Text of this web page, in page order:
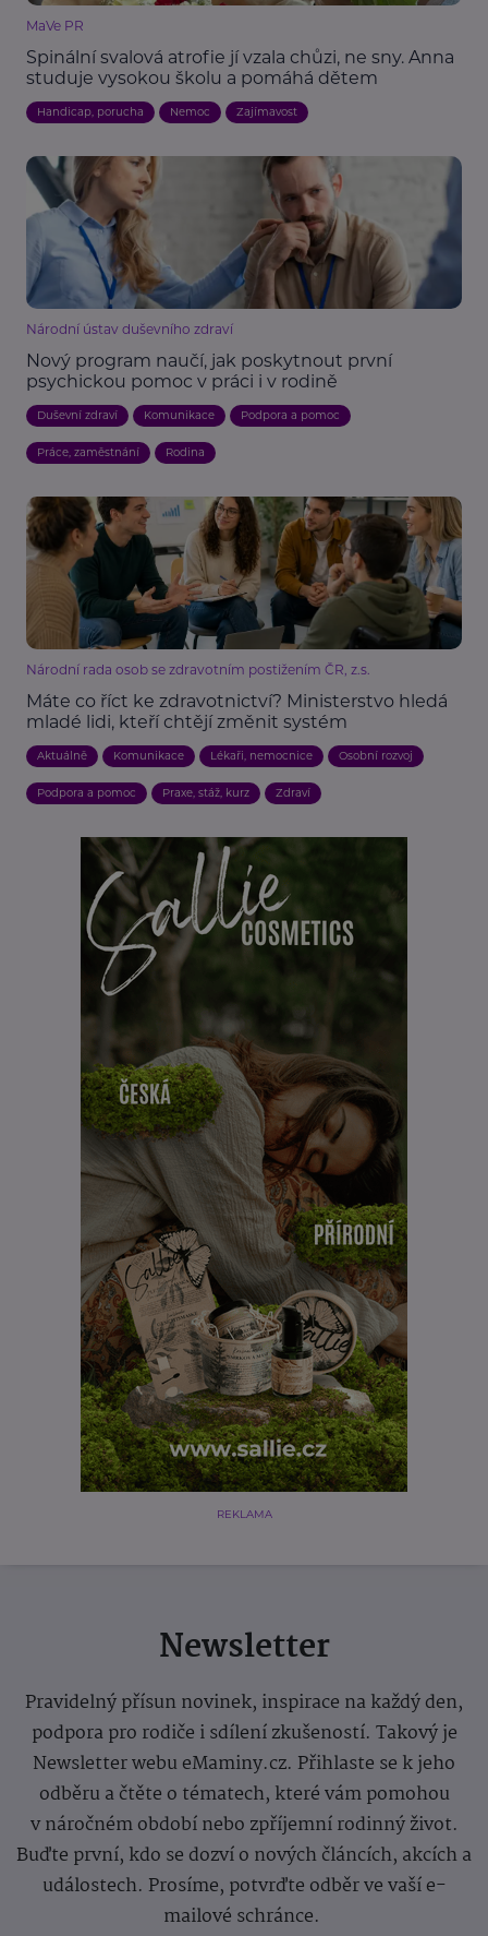
MaVe PR
Spinální svalová atrofie jí vzala chůzi, ne sny. Anna
studuje vysokou školu a pomáhá dětem
Handicap, porucha Nemoc Zajímavost
Národní ústav duševního zdraví
Nový program naučí, jak poskytnout první
psychickou pomoc v práci i v rodině
Duševní zdraví Komunikace Podpora a pomoc
Práce, zaměstnání Rodina
Národní rada osob se zdravotním postižením ČR, z.s.
Máte co říct ke zdravotnictví? Ministerstvo hledá
mladé lidi, kteří chtějí změnit systém
Aktuálně Komunikace Lékaři, nemocnice Osobní rozvoj
Podpora a pomoc Praxe, stáž, kurz Zdraví
REKLAMA
Newsletter
Pravidelný přísun novinek, inspirace na každý den,
podpora pro rodiče i sdílení zkušeností. Takový je
Newsletter webu eMaminy.cz. Přihlaste se k jeho
odběru a čtěte o tématech, které vám pomohou
v náročném období nebo zpříjemní rodinný život.
Buďte první, kdo se dozví o nových článcích, akcích a
událostech. Prosíme, potvrďte odběr ve vaší e-
mailové schránce.